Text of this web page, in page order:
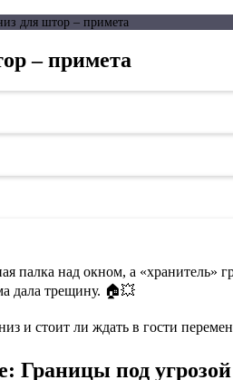
для штор – примета
– примета
палка над окном, а «хранитель»
дала трещину. 🏠💥
и стоит ли ждать в гости
Границы под угрозой